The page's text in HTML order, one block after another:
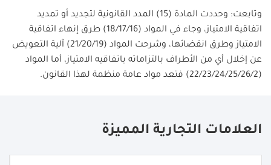
وتابعت: وحددت المادة (15) المدد القانونية لتجديد أو تمديد
اتفاقية الامتياز، وجاء في المواد (18/17/16) طرق إنهاء اتفاقية
الامتياز وطرق انقضائها، وشرحت المواد (21/20/19) آلية التعويض
عن إخلال أي من الأطراف بالتزاماته باتفاقيه الامتياز، أما المواد
(22/23/24/25/26/2) فتعد مواد عامة منظمة لهذا القانون.
العلامات التجارية المميزة